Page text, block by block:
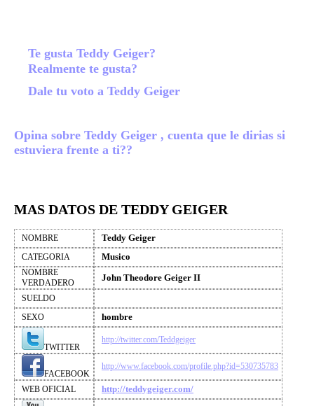
Te gusta Teddy Geiger?
Realmente te gusta?
Dale tu voto a Teddy Geiger
Opina sobre Teddy Geiger , cuenta que le dirias si
estuviera frente a ti??
MAS DATOS DE TEDDY GEIGER
NOMBRE Teddy Geiger
CATEGORIA Musico
NOMBRE
VERDADERO
John Theodore Geiger II
SUELDO
SEXO
hombre
TWITTER
http://twitter.com/Teddgeiger
FACEBOOK
http://www.facebook.com/profile.php?id=530735783
WEB OFICIAL http://teddygeiger.com/